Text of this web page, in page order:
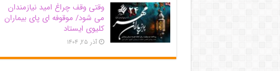
وقتی وقف چراغ امید نیازمندان
می شود/ موقوفه ای پای بیماران
کلیوی ایستاد
آذر ۲۵, ۱۴۰۴